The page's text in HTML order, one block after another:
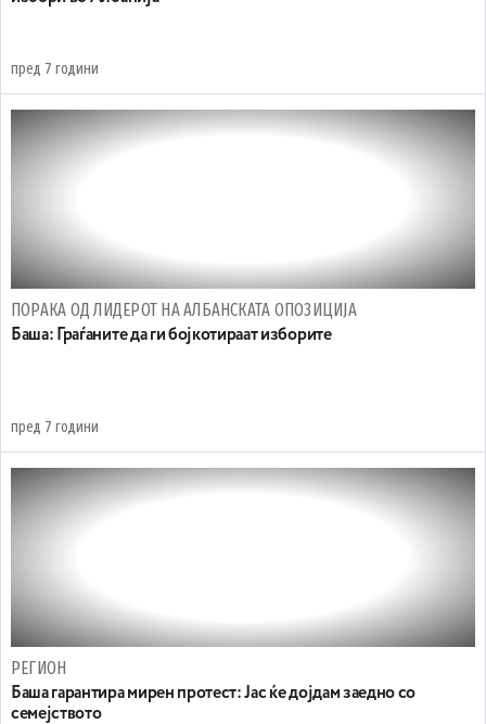
пред 7 години
ПОРАКА ОД ЛИДЕРОТ НА АЛБАНСКАТА ОПОЗИЦИЈА
Баша: Граѓаните да ги бојкотираат изборите
пред 7 години
РЕГИОН
Баша гарантира мирен протест: Јас ќе дојдам заедно со
семејството